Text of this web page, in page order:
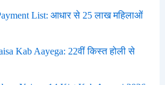
List: आधार से 25 लाख महिलाओं
Kab Aayega: 22वीं किस्त होली से